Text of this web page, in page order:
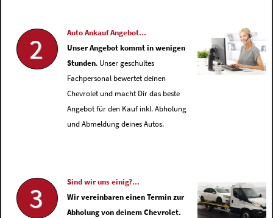
2
Auto Ankauf Angebot...
Unser Angebot kommt in wenigen
Stunden. Unser geschultes
Fachpersonal bewertet deinen
Chevrolet und macht Dir das beste
Angebot für den Kauf inkl. Abholung
und Abmeldung deines Autos.
3
Sind wir uns einig?...
Wir vereinbaren einen Termin zur
Abholung von deinem Chevrolet.